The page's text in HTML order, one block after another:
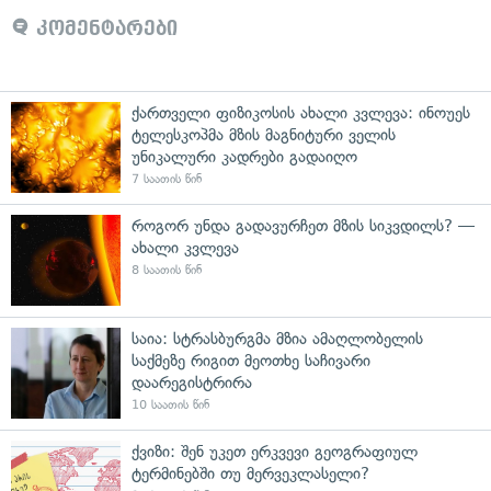
კომენტარები
ქართველი ფიზიკოსის ახალი კვლევა: ინოუეს
ტელესკოპმა მზის მაგნიტური ველის
უნიკალური კადრები გადაიღო
7 საათის წინ
როგორ უნდა გადავურჩეთ მზის სიკვდილს? —
ახალი კვლევა
8 საათის წინ
საია: სტრასბურგმა მზია ამაღლობელის
საქმეზე რიგით მეოთხე საჩივარი
დაარეგისტრირა
10 საათის წინ
ქვიზი: შენ უკეთ ერკვევი გეოგრაფიულ
ტერმინებში თუ მერვეკლასელი?